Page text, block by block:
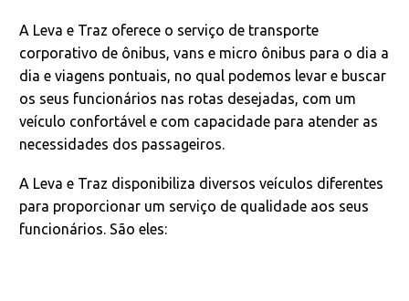
A Leva e Traz oferece o serviço de transporte
corporativo de ônibus, vans e micro ônibus para o dia a
dia e viagens pontuais, no qual podemos levar e buscar
os seus funcionários nas rotas desejadas, com um
veículo confortável e com capacidade para atender as
necessidades dos passageiros.
A Leva e Traz disponibiliza diversos veículos diferentes
para proporcionar um serviço de qualidade aos seus
funcionários. São eles: